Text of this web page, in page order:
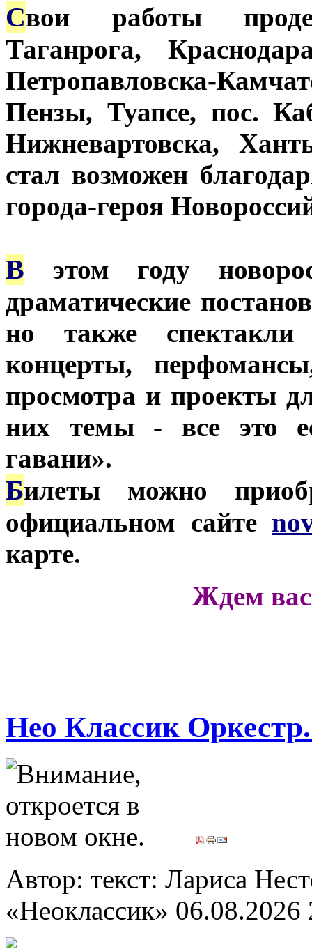
Свои работы
Таганрога,
Петропавловска-
Пензы, Туапсе, пос.
Нижневартовска,
стал возможен
города-героя
В этом году
драматические
но также спектакли
концерты,
просмотра и проекты
них темы - все это
гавани».
Билеты можно
официальном сайте
карте.
Ждем
Нео Классик
Автор: текст: Лариса
«Неоклассик» 06.08.2026